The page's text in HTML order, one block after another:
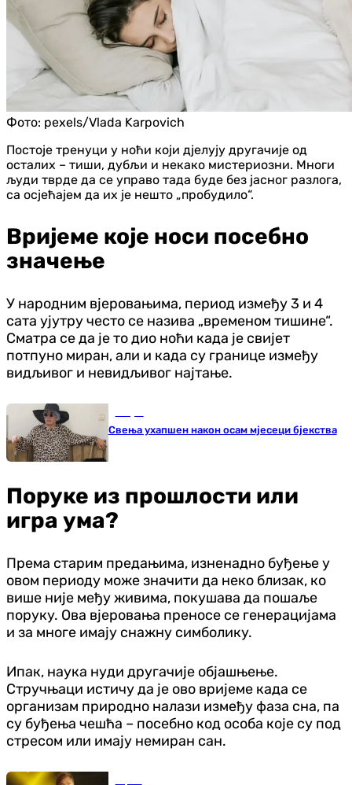
Фото: pexels/Vlada Karpovich
Постоје тренуци у ноћи који дјелују другачије од
осталих – тиши, дубљи и некако мистериозни. Многи
људи тврде да се управо тада буде без јасног разлога,
са осјећајем да их је нешто „пробудило“.
Вријеме које носи посебно
значење
У народним вјеровањима, период између 3 и 4
сата ујутру често се назива „временом тишине“.
Сматра се да је то дио ноћи када је свијет
потпуно миран, али и када су границе између
видљивог и невидљивог најтање.
Свења ухапшен након осам мјесеци бјекства
Поруке из прошлости или
игра ума?
Према старим предањима, изненадно буђење у
овом периоду може значити да неко близак, ко
више није међу живима, покушава да пошаље
поруку. Ова вјеровања преносе се генерацијама
и за многе имају снажну симболику.
Ипак, наука нуди другачије објашњење.
Стручњаци истичу да је ово вријеме када се
организам природно налази између фаза сна, па
су буђења чешћа – посебно код особа које су под
стресом или имају немиран сан.